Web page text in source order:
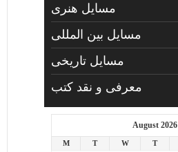
مسايل هنری
مسایل بین المللی
مسایل تاریخی
معرفی و نقد کتب
August 2026
M T W T